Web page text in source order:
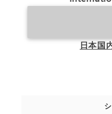
日本国